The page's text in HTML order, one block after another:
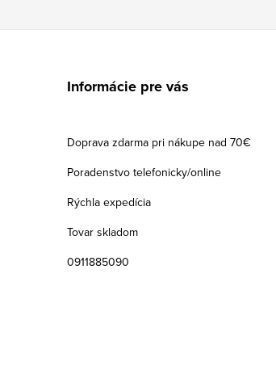
Informácie pre vás
Doprava zdarma pri nákupe nad 70€
Poradenstvo telefonicky/online
Rýchla expedícia
Tovar skladom
0911885090